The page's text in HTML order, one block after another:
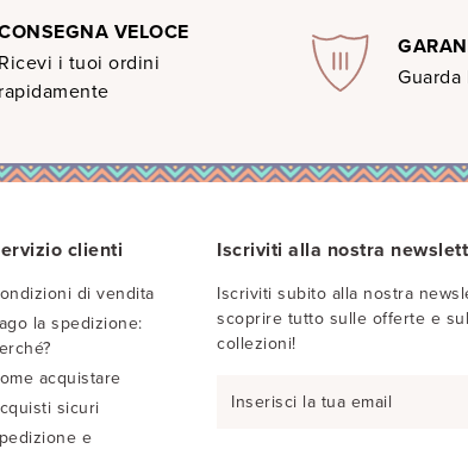
VELOCE
Ricevi i tuoi ordini
rapidamente
clienti
di vendita
la spedizione:
acquistare
sicuri
e
Iscriviti alla nostra
Iscriviti subito alla nostra
scoprire tutto sulle offerte e
collezioni!